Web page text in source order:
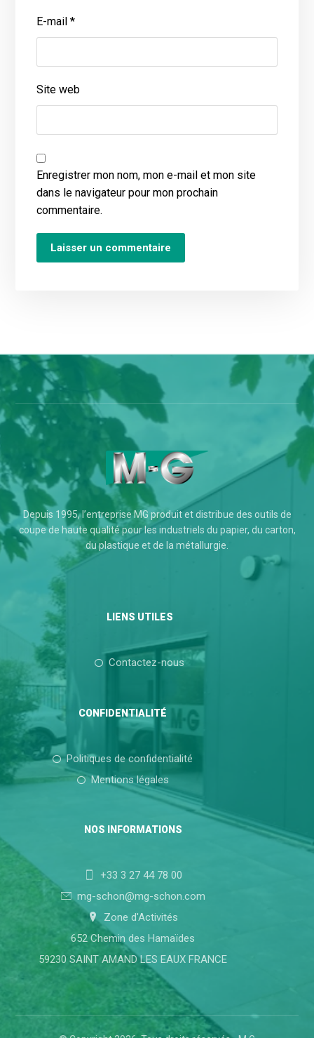
E-mail*
Site web
Enregistrer mon nom, mon e-mail et mon site
dans le navigateur pour mon prochain
commentaire.
Laisser un commentaire
Depuis 1995, l’entreprise MG produit et distribue des outils de
coupe de haute qualité pour les industriels du papier, du carton,
du plastique et de la métallurgie.
LIENS UTILES
Contactez-nous
CONFIDENTIALITÉ
Politiques de confidentialité
Mentions légales
NOS INFORMATIONS
+33 3 27 44 78 00
mg-schon@mg-schon.com
Zone d'Activités
652 Chemin des Hamaïdes
59230 SAINT AMAND LES EAUX FRANCE